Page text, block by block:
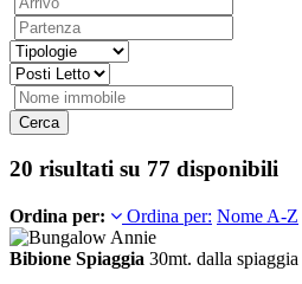
20 risultati su 77 disponibili
Ordina per: Ordina per: Nome A-Z
Bibione Spiaggia 30mt. dalla spiaggia